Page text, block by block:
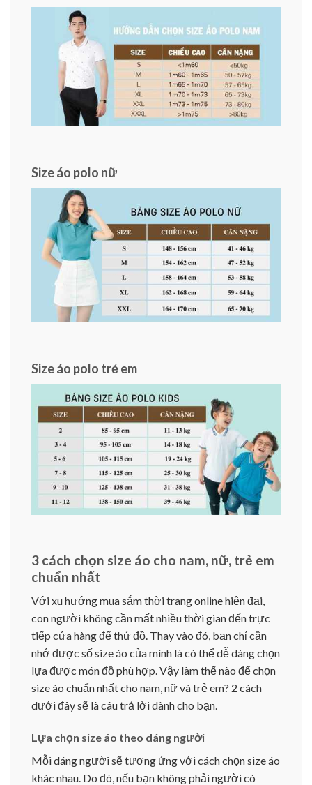
Size áo polo nữ
Size áo polo trẻ em
3 cách chọn size áo cho nam, nữ, trẻ em
chuẩn nhất
Với xu hướng mua sắm thời trang online hiện đại,
con người không cần mất nhiều thời gian đến trực
tiếp cửa hàng để thử đồ. Thay vào đó, bạn chỉ cần
nhớ được số size áo của mình là có thể dễ dàng chọn
lựa được món đồ phù hợp. Vậy làm thế nào để chọn
size áo chuẩn nhất cho nam, nữ và trẻ em? 2 cách
dưới đây sẽ là câu trả lời dành cho bạn.
Lựa chọn size áo theo dáng người
Mỗi dáng người sẽ tương ứng với cách chọn size áo
khác nhau. Do đó, nếu bạn không phải người có